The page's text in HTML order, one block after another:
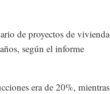
de proyectos de vivienda
según el informe
era de 20%, mientras